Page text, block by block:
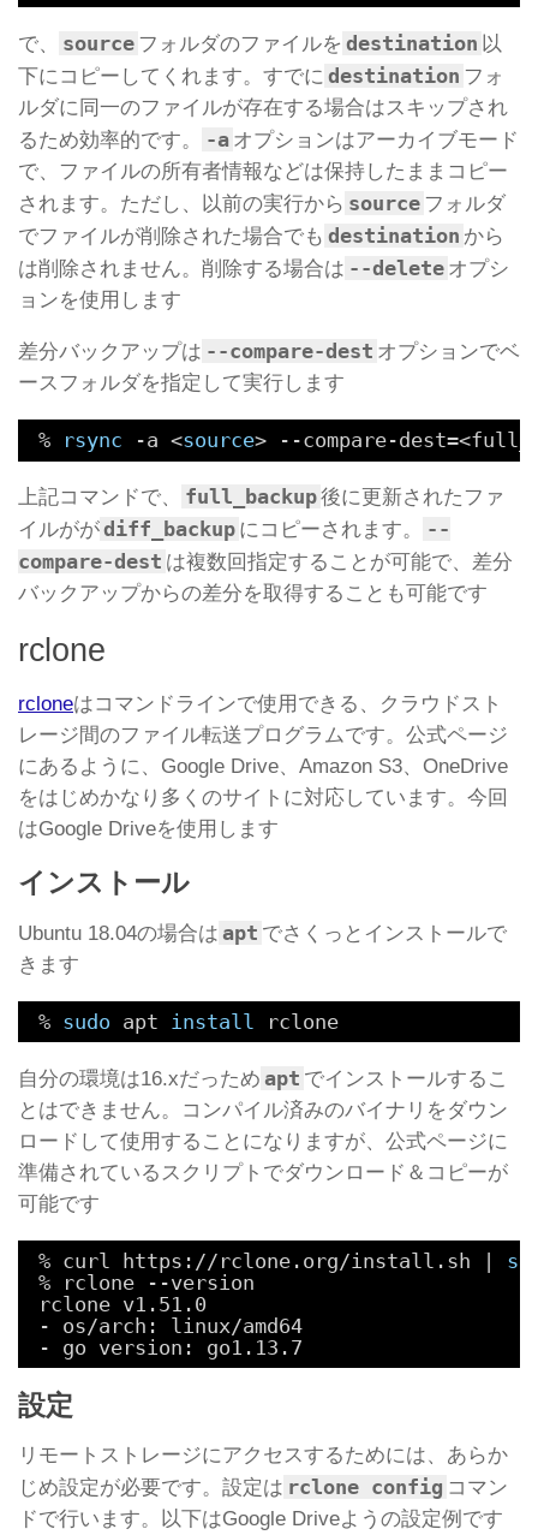
で、 source フォルダのファイルを destination 以
下にコピーしてくれます。すでに destination フォ
ルダに同一のファイルが存在する場合はスキップされ
るため効率的です。
-a オプションはアーカイブモード
で、ファイルの所有者情報などは保持したままコピー
されます。ただし、以前の実行から source フォルダ
でファイルが削除された場合でも destination から
は削除されません。削除する場合は --delete オプシ
ョンを使用します
差分バックアップは --compare-dest オプションでベ
ースフォルダを指定して実行します
% rsync -a <source> --compare-
上記コマンドで、 full_backup後に更新されたファ
イルががdiff_backup にコピーされます。
--
compare-dest は複数回指定することが可能で、差分
バックアップからの差分を取得することも可能です
rclone
rcloneはコマンドラインで使用できる、クラウドスト
レージ間のファイル転送プログラムです。公式ページ
にあるように、Google Drive、Amazon S3、OneDrive
をはじめかなり多くのサイトに対応しています。今回
はGoogle Driveを使用します
インストール
Ubuntu 18.04の場合は apt でさくっとインストールで
きます
% sudo apt install rclone
自分の環境は16.xだっため apt でインストールするこ
とはできません。コンパイル済みのバイナリをダウン
ロードして使用することになりますが、公式ページに
準備されているスクリプトでダウンロード＆コピーが
可能です
% curl https: //rclone.org/install .sh |
% rclone --version
rclone v1.51.0
- os/arch : linux/amd64
- go version: go1.13.7
設定
リモートストレージにアクセスするためには、あらか
じめ設定が必要です。設定は rclone config コマン
ドで行います。以下はGoogle Driveようの設定例です